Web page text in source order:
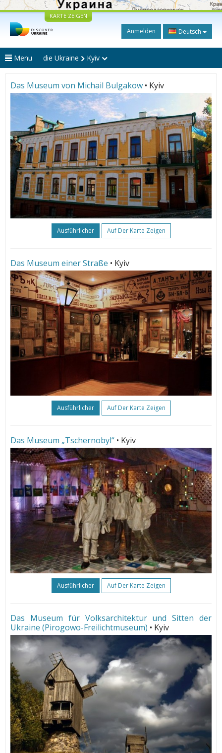
KARTE ZEIGEN
Anmelden Deutsch
Menu die Ukraine Kyiv
Das Museum von Michail Bulgakow • Kyiv
Ausführlicher Auf Der Karte Zeigen
Das Museum einer Straße • Kyiv
Ausführlicher Auf Der Karte Zeigen
Das Museum „Tschernobyl“ • Kyiv
Ausführlicher Auf Der Karte Zeigen
Das Museum für Volksarchitektur und Sitten der
Ukraine (Pirogowo-Freilichtmuseum) • Kyiv